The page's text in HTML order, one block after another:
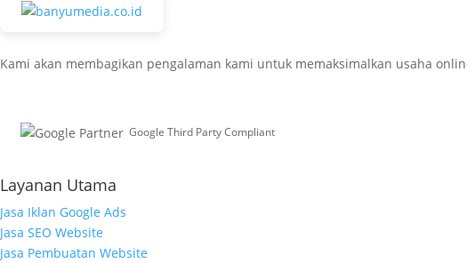
Kami akan membagikan pengalaman kami untuk memaksimalkan usaha
Google Third Party Compliant
Layanan Utama
Jasa Iklan Google Ads
Jasa SEO Website
Jasa Pembuatan Website